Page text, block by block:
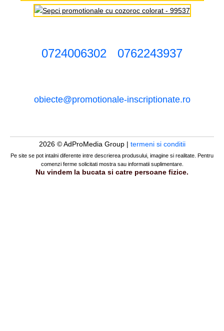
0724006302 0762243937
obiecte@promotionale-inscriptionate.ro
2026 © AdProMedia Group | termeni si conditii
Pe site se pot intalni diferente intre descrierea produsului, imagine si realitate. Pentru
comenzi ferme solicitati mostra sau informatii suplimentare.
Nu vindem la bucata si catre persoane fizice.